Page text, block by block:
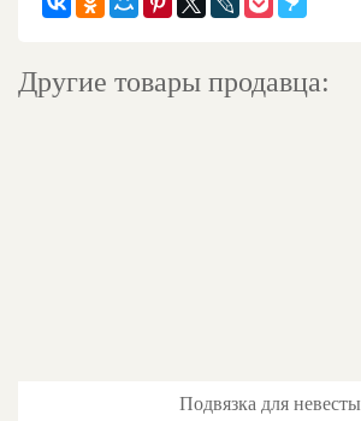
Другие товары продавца:
Подвязка для невесты